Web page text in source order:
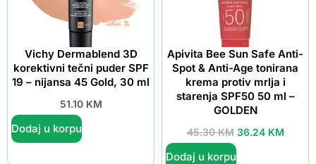
Vichy Dermablend 3D
korektivni tečni puder SPF
19 – nijansa 45 Gold, 30 ml
51.10 KM
Dodaj u korpu
Apivita Bee Sun Safe Anti-
Spot & Anti-Age tonirana
krema protiv mrlja i
starenja SPF50 50 ml –
GOLDEN
45.30KM 36.24 KM
Dodaj u korpu